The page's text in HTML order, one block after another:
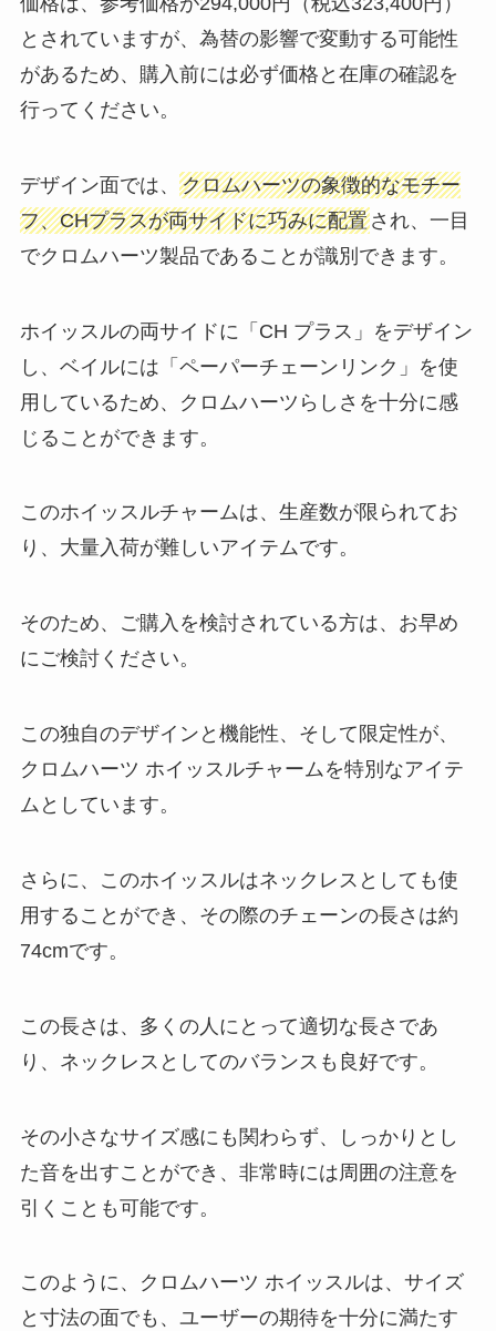
とされていますが、為替の影響で変動する可能性
があるため、購入前には必ず価格と在庫の確認を
行ってください。
デザイン面では、 クロムハーツの象徴的なモチー
フ、CHプラスが両サイドに巧みに配置され、一目
でクロムハーツ製品であることが識別できます。
ホイッスルの両サイドに「CH プラス」をデザイン
し、ベイルには「ペーパーチェーンリンク」を使
用しているため、クロムハーツらしさを十分に感
じることができます。
このホイッスルチャームは、生産数が限られてお
り、大量入荷が難しいアイテムです。
そのため、ご購入を検討されている方は、お早め
にご検討ください。
この独自のデザインと機能性、そして限定性が、
クロムハーツ ホイッスルチャームを特別なアイテ
ムとしています。
さらに、このホイッスルはネックレスとしても使
用することができ、その際のチェーンの長さは約
74cmです。
この長さは、多くの人にとって適切な長さであ
り、ネックレスとしてのバランスも良好です。
その小さなサイズ感にも関わらず、しっかりとし
た音を出すことができ、非常時には周囲の注意を
引くことも可能です。
このように、クロムハーツ ホイッスルは、サイズ
と寸法の面でも、ユーザーの期待を十分に満たす